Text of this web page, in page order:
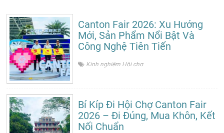
Canton Fair 2026: Xu Hướng
Mới, Sản Phẩm Nổi Bật Và
Công Nghệ Tiên Tiến
Kinh nghiệm Hội chợ
Bí Kíp Đi Hội Chợ Canton Fair
2026 – Đi Đúng, Mua Khôn, Kết
Nối Chuẩn